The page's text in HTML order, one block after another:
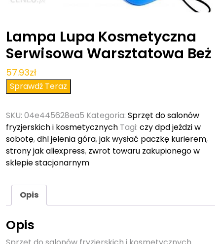
Lampa Lupa Kosmetyczna
Serwisowa Warsztatowa Beż
57.93zł
Sprawdź Teraz
SKU: 04e445628ea5 Kategoria: Sprzęt do salonów
fryzjerskich i kosmetycznych Tagi: czy dpd jeździ w
sobotę,dhl jelenia góra,jak wysłać paczkę kurierem,
strony jak aliexpress, zwrot towaru zakupionego w
sklepie stacjonarnym
Opis
Opis